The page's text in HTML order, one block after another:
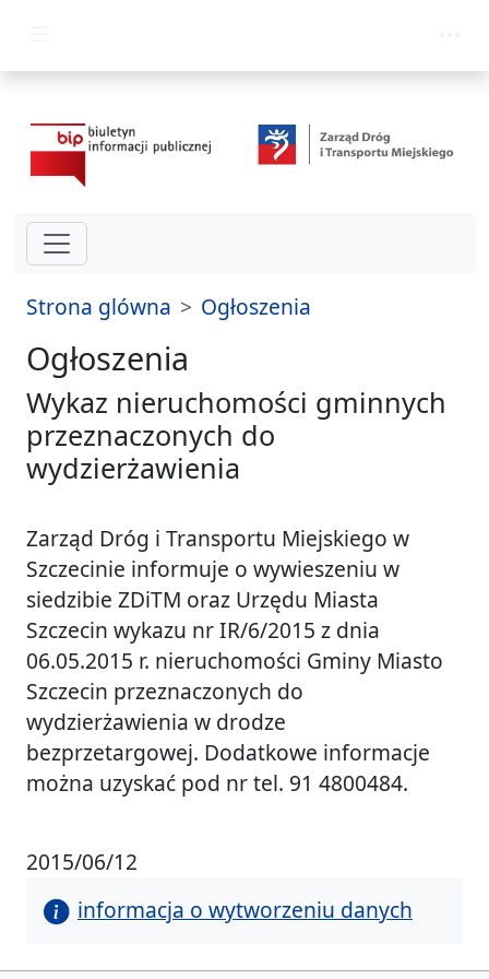
Strona glówna Ogłoszenia
Ogłoszenia
Wykaz nieruchomości gminnych
przeznaczonych do
wydzierżawienia
Zarząd Dróg i Transportu Miejskiego w
Szczecinie informuje o wywieszeniu w
siedzibie ZDiTM oraz Urzędu Miasta
Szczecin wykazu nr IR/6/2015 z dnia
06.05.2015 r. nieruchomości Gminy Miasto
Szczecin przeznaczonych do
wydzierżawienia w drodze
bezprzetargowej. Dodatkowe informacje
można uzyskać pod nr tel. 91 4800484.
2015/06/12
informacja o wytworzeniu danych